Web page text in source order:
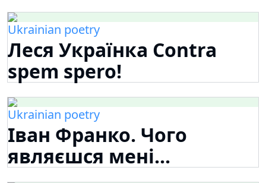
Ukrainian poetry
Леся Українка Contra
spem spero!
Ukrainian poetry
Іван Франко. Чого
являєшся мені...